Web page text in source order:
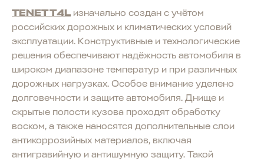
TENET T4L изначально создан с учётом
российских дорожных и климатических условий
эксплуатации. Конструктивные и технологические
решения обеспечивают надёжность автомобиля в
широком диапазоне температур и при различных
дорожных нагрузках. Особое внимание уделено
долговечности и защите автомобиля. Днище и
скрытые полости кузова проходят обработку
воском, а также наносятся дополнительные слои
антикоррозийных материалов, включая
антигравийную и антишумную защиту. Такой